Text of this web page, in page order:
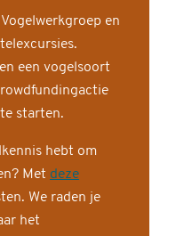
en
een vogelsoort
starten.
hebt om
Met deze
We raden je
het